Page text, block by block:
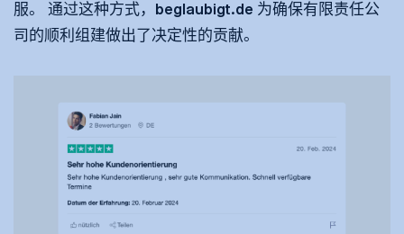
服。 通过这种方式，beglaubigt.de 为确保有限责任公
司的顺利组建做出了决定性的贡献。